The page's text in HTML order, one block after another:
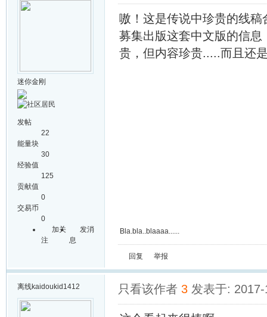
迷你金刚
发帖
22
能量块
30
经验值
125
贡献值
0
交易币
0
加关
注
发消
息
嗷！这是传说中珍贵的线
募集出版这套中文版的信
贵，但内容珍贵.....而且还
Bla.bla..blaaaa......
回复 举报
离线kaidoukid1412 只看该作者 3 发表于: